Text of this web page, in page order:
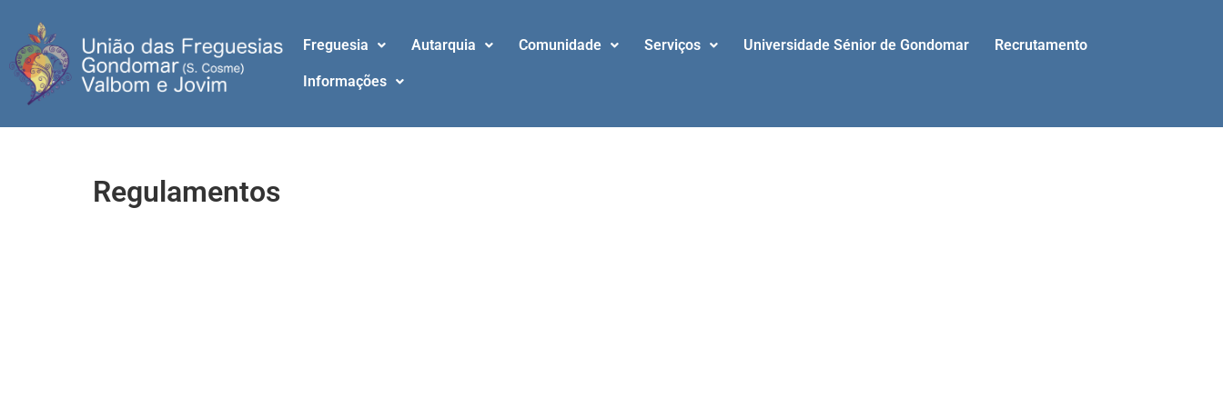
Freguesia Autarquia Comunidade Serviços Universidade Sénior de Gondomar Recrutamento
Informações
Regulamentos